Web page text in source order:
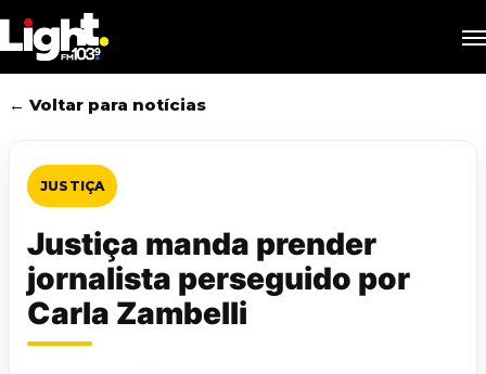
to
main
content
← Voltar para notícias
JUSTIÇA
Justiça manda prender
jornalista perseguido por
Carla Zambelli